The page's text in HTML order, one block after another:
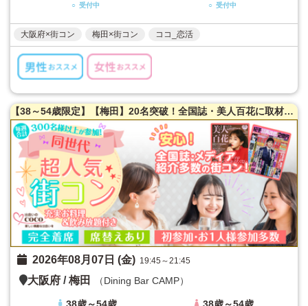
○ 受付中 ○ 受付中
大阪府×街コン 梅田×街コン ココ_恋活
【38～54歳限定】【梅田】20名突破！全国誌・美人百花に取材を受けた大阪で一番出会える街コン♪満腹保証☆【たっぷりお肉】室内バーベキュー街コン♪【充実お料理＆飲み放題付】超オシャレ隠れ家ダイニング貸切☆同世代で楽しむ♪席替えあり！
2026年08月07日 (金) 19:45～21:45
大阪府 /梅田 （Dining Bar CAMP）
38歳～54歳 38歳～54歳